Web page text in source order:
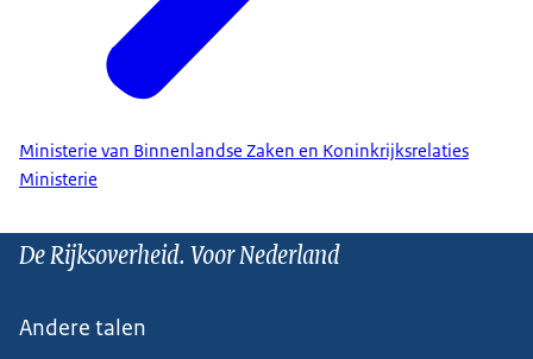
Ministerie van Binnenlandse Zaken en Koninkrijksrelaties
Ministerie
De Rijksoverheid. Voor Nederland
Andere talen